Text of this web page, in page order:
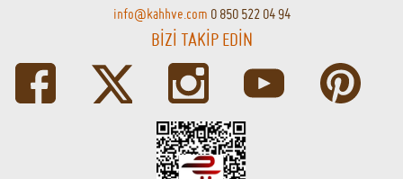
info@kahhve.com 0 850 522 04 94
BİZİ TAKİP EDİN